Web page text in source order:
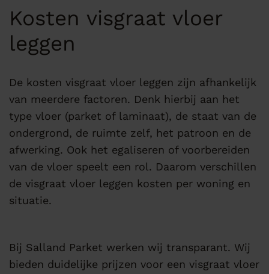
Kosten visgraat vloer
leggen
De kosten visgraat vloer leggen zijn afhankelijk
van meerdere factoren. Denk hierbij aan het
type vloer (parket of laminaat), de staat van de
ondergrond, de ruimte zelf, het patroon en de
afwerking. Ook het egaliseren of voorbereiden
van de vloer speelt een rol. Daarom verschillen
de visgraat vloer leggen kosten per woning en
situatie.
Bij Salland Parket werken wij transparant. Wij
bieden duidelijke prijzen voor een visgraat vloer